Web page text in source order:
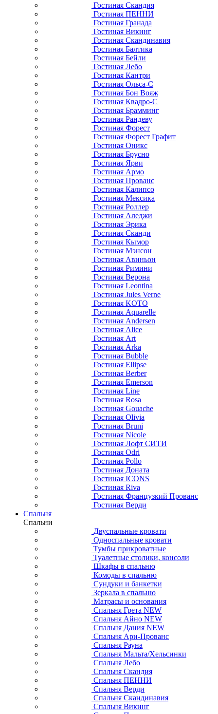
Гостиная Скандия
Гостиная ПЕННИ
Гостиная Гранада
Гостиная Викинг
Гостиная Скандинавия
Гостиная Балтика
Гостиная Бейли
Гостиная Лебо
Гостиная Кантри
Гостиная Ольса-С
Гостиная Бон Вояж
Гостиная Квадро-С
Гостиная Брамминг
Гостиная Рандеву
Гостиная Форест
Гостиная Форест Графит
Гостиная Оникс
Гостиная Брусно
Гостиная Ярви
Гостиная Армо
Гостиная Прованс
Гостиная Калипсо
Гостиная Мексика
Гостиная Роллер
Гостиная Аледжи
Гостиная Эрика
Гостиная Сканди
Гостиная Кымор
Гостиная Мэнсон
Гостиная Авиньон
Гостиная Римини
Гостиная Верона
Гостиная Leontina
Гостиная Jules Verne
Гостиная KOTO
Гостиная Aquarelle
Гостиная Andersen
Гостиная Alice
Гостиная Art
Гостиная Arka
Гостиная Bubble
Гостиная Ellipse
Гостиная Berber
Гостиная Emerson
Гостиная Line
Гостиная Rosa
Гостиная Gouache
Гостиная Olivia
Гостиная Bruni
Гостиная Nicole
Гостиная Лофт СИТИ
Гостиная Odri
Гостиная Pollo
Гостиная Доната
Гостиная ICONS
Гостиная Riva
Гостиная Французкий Прованс
Гостиная Верди
Спальня
Спальни
Двуспальные кровати
Односпальные кровати
Тумбы прикроватные
Туалетные столики, консоли
Шкафы в спальню
Комоды в спальню
Сундуки и банкетки
Зеркала в спальню
Матрасы и основания
Спальня Грета NEW
Спальня Айно NEW
Спальня Дания NEW
Спальня Ари-Прованс
Спальня Рауна
Спальня Мальта/Хельсинки
Спальня Лебо
Спальня Скандия
Спальня ПЕННИ
Спальня Верди
Спальня Скандинавия
Спальня Викинг